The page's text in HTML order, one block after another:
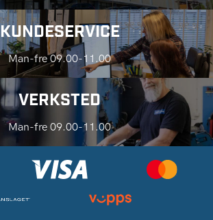
KUNDESERVICE
Man-fre 09.00-11.00
VERKSTED
Man-fre 09.00-11.00